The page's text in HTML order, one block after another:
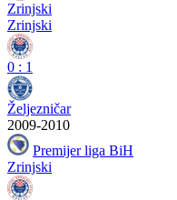
Zrinjski
Zrinjski
0 : 1
Željezničar
2009-2010
Premijer liga BiH
Zrinjski